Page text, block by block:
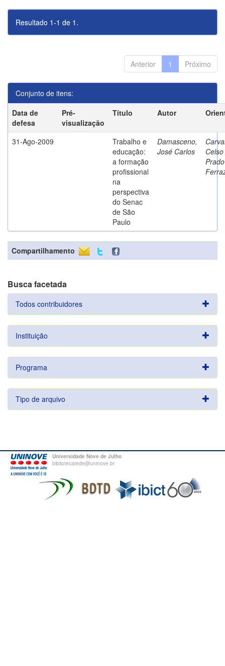
Resultado 1-1 de 1.
Anterior 1 Próximo
Conjunto de itens:
Data de
defesa
Pré-
visualização
Título Autor
31-Ago-2009
Trabalho e
educação:
a formação
profissional
na
perspectiva
do Senac
de São
Paulo
Damasceno,
José Carlos
Prado
Compartilhamento
Busca facetada
Todos contribuidores
Instituição
Programa
Tipo de arquivo
Universidade Nove de Julho
bibliotecatede@uninove.br